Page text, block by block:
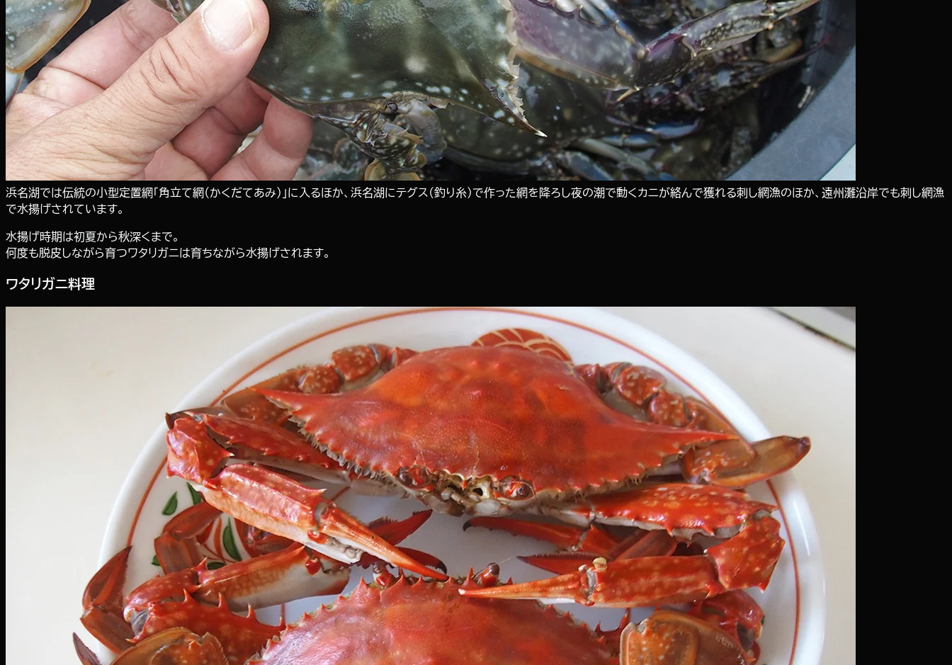
浜名湖では伝統の小型定置網「角立て網（かくだてあみ）」に入るほか、浜名湖にテグス（釣り糸）で作った網を降ろし夜の潮で動くカニが絡んで獲れる刺し網漁のほか、遠州灘沿岸でも刺し網漁
で水揚げされています。
水揚げ時期は初夏から秋深くまで。
何度も脱皮しながら育つワタリガニは育ちながら水揚げされます。
ワタリガニ料理